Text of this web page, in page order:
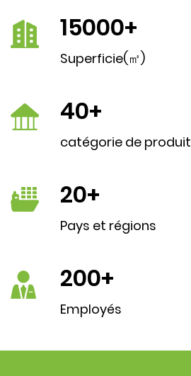
15000+
Superficie(㎡)
40+
catégorie de produit
20+
Pays et régions
200+
Employés